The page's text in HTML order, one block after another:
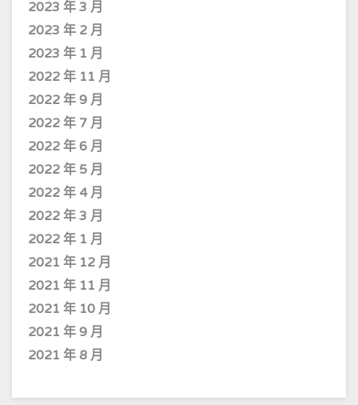
2023 年 3 月
2023 年 2 月
2023 年 1 月
2022 年 11 月
2022 年 9 月
2022 年 7 月
2022 年 6 月
2022 年 5 月
2022 年 4 月
2022 年 3 月
2022 年 1 月
2021 年 12 月
2021 年 11 月
2021 年 10 月
2021 年 9 月
2021 年 8 月